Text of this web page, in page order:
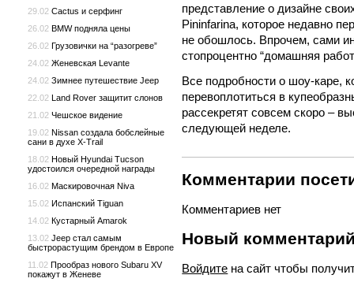
представление о дизайне
Pininfarina, которое недавно
не обошлось. Впрочем, сами
стопроцентно “домашняя
Все подробности о шоу-каре,
перевоплотиться в
рассекретят совсем скоро –
следующей неделе.
Комментарии
Комментариев нет
Новый
Войдите на сайт чтобы
29.02 Cactus и серфинг
26.02 BMW подняла цены
26.02 Грузовички на “разогреве”
24.02 Женевская Levante
24.02 Зимнее путешествие Jeep
22.02 Land Rover защитит слонов
21.02 Чешское видение
19.02 Nissan создала бобслейные
сани в духе X-Trail
18.02 Новый Hyundai Tucson
удостоился очередной награды
16.02 Маскировочная Niva
15.02 Испанский Tiguan
14.02 Кустарный Amarok
13.02 Jeep стал самым
быстрорастущим брендом в Европе
11.02 Прообраз нового Subaru XV
покажут в Женеве